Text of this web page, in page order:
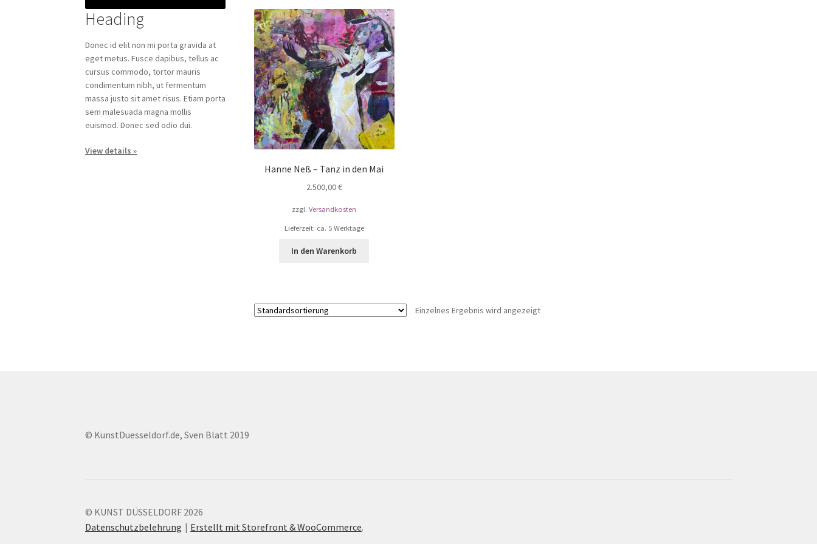
Hanne Neß – Tanz in den Mai
2.500,00€
zzgl.Versandkosten
Lieferzeit: ca. 5 Werktage
In den Warenkorb
Einzelnes Ergebnis wird angezeigt
Heading
Donec id elit non mi porta gravida at
eget metus. Fusce dapibus, tellus ac
cursus commodo, tortor mauris
condimentum nibh, ut fermentum
massa justo sit amet risus. Etiam porta
sem malesuada magna mollis
euismod. Donec sed odio dui.
View details »
© KunstDuesseldorf.de, Sven Blatt 2019
© KUNST DÜSSELDORF 2026
Datenschutzbelehrung
Erstellt mit Storefront & WooCommerce.